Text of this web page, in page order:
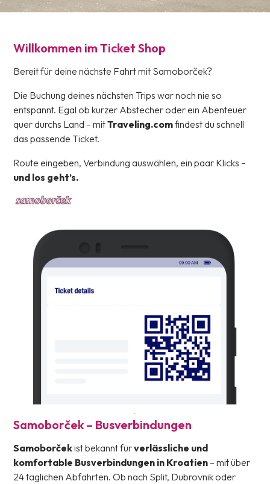
Willkommen im Ticket Shop
Bereit für deine nächste Fahrt mit Samoborček?
Die Buchung deines nächsten Trips war noch nie so
entspannt. Egal ob kurzer Abstecher oder ein Abenteuer
quer durchs Land – mitTraveling.comfindest du schnell
das passende Ticket.
Route eingeben, Verbindung auswählen, ein paar Klicks –
und los geht’s.
Samoborček – Busverbindungen
Samoborčekist bekannt fürverlässliche und
komfortable Busverbindungen in Kroatien – mit über
24 täglichen Abfahrten. Ob nach Split, Dubrovnik oder